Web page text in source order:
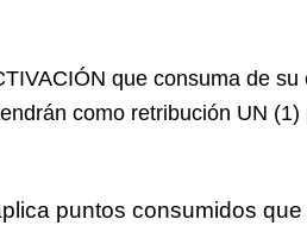
que consuma de
como retribución UN
puntos consumidos